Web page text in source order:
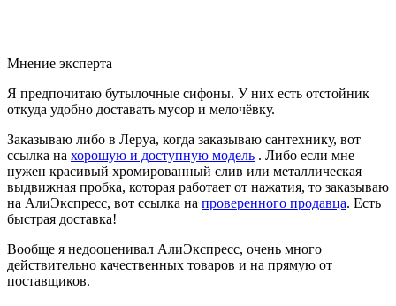
Мнение эксперта
Я предпочитаю бутылочные сифоны. У них есть отстойник
откуда удобно доставать мусор и мелочёвку.
Заказываю либо в Леруа, когда заказываю сантехнику, вот
ссылка на хорошую и доступную модель . Либо если мне
нужен красивый хромированный слив или металлическая
выдвижная пробка, которая работает от нажатия, то заказываю
на АлиЭкспресс, вот ссылка на проверенного продавца. Есть
быстрая доставка!
Вообще я недооценивал АлиЭкспресс, очень много
действительно качественных товаров и на прямую от
поставщиков.